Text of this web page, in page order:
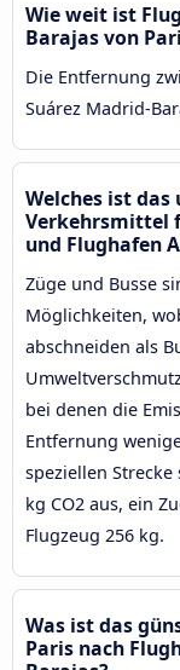
Wie weit ist
Barajas von
Die Entfernung
Suárez Madrid-
Welches ist
Verkehrsmittel
und Flughafen
Züge und Busse
Möglichkeiten,
abschneiden als
bei denen die
Entfernung
speziellen
kg CO2 aus, ein
Flugzeug 256 kg.
Was ist das
Paris nach